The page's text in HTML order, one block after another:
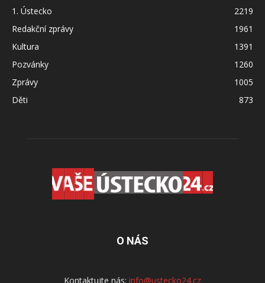
1. Ústecko
2219
Redakční zprávy
1961
Kultura
1391
Pozvánky
1260
Zprávy
1005
Děti
873
O NÁS
Kontaktujte nás: info@ustecko24.cz